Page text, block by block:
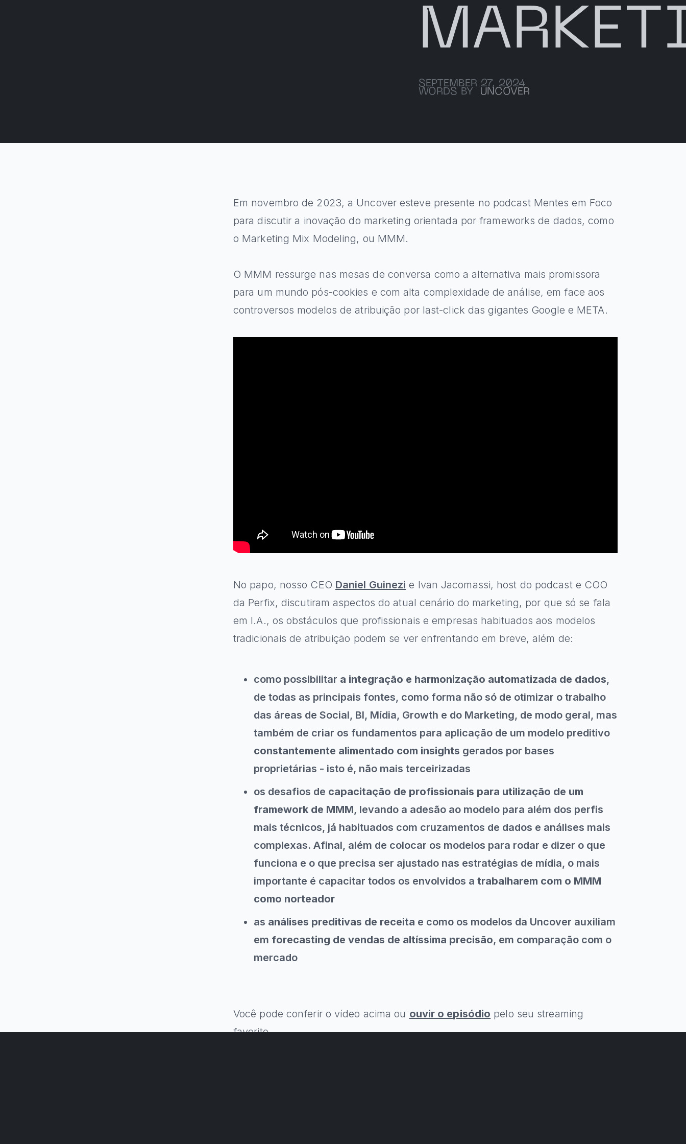
SEPTEMBER 27, 2024
WORDS BY UNCOVER
Em novembro de 2023, a Uncover esteve presente no podcast Mentes em Foco
para discutir a inovação do marketing orientada por frameworks de dados, como
o Marketing Mix Modeling, ou MMM.
O MMM ressurge nas mesas de conversa como a alternativa mais promissora
para um mundo pós-cookies e com alta complexidade de análise, em face aos
controversos modelos de atribuição por last-click das gigantes Google e META.
No papo, nosso CEO Daniel Guinezi e Ivan Jacomassi, host do podcast e COO
da Perfix, discutiram aspectos do atual cenário do marketing, por que só se fala
em I.A., os obstáculos que profissionais e empresas habituados aos modelos
tradicionais de atribuição podem se ver enfrentando em breve, além de:
como possibilitar a integração e harmonização automatizada de dados,
de todas as principais fontes, como forma não só de otimizar o trabalho
das áreas de Social, BI, Mídia, Growth e do Marketing, de modo geral, mas
também de criar os fundamentos para aplicação de um modelo preditivo
constantemente alimentado com insights gerados por bases
proprietárias - isto é, não mais terceirizadas
os desafios de capacitação de profissionais para utilização de um
framework de MMM, levando a adesão ao modelo para além dos perfis
mais técnicos, já habituados com cruzamentos de dados e análises mais
complexas. Afinal, além de colocar os modelos para rodar e dizer o que
funciona e o que precisa ser ajustado nas estratégias de mídia, o mais
importante é capacitar todos os envolvidos a trabalharem com o MMM
como norteador
as análises preditivas de receita e como os modelos da Uncover auxiliam
em forecasting de vendas de altíssima precisão, em comparação com o
mercado
Você pode conferir o vídeo acima ou ouvir o episódio pelo seu streaming
favorito.